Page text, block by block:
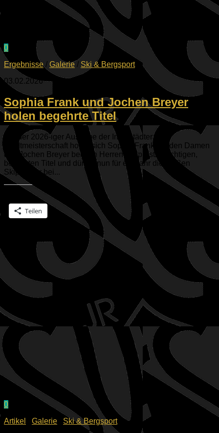
0
Ergebnisse / Galerie/ Ski & Bergsport
03.02.2026
Sophia Frank und Jochen Breyer
holen begehrte Titel
Bei der 2026-iger Ausgabe der Ingolstädter
Stadtmeisterschaft holen sich Sophia Frank bei den Damen
und Jochen Breyer bei den Herren die prestigträchtigen,
begehrten Titel und dürfen nun für ein Jahr die großen
Skipanther bei...
Teilen mit:
Teilen
0
Artikel
Galerie
Ski & Bergsport